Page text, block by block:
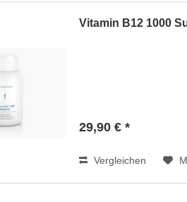
Vitamin B12 1000
29,90 € *
Vergleichen